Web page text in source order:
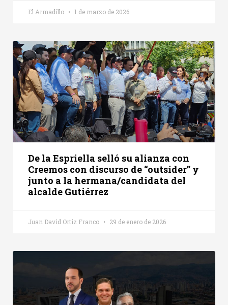
El Armadillo 1 de marzo de 2026
De la Espriella selló su alianza con
Creemos con discurso de “outsider” y
junto a la hermana/candidata del
alcalde Gutiérrez
Juan David Ortiz Franco 29 de enero de 2026